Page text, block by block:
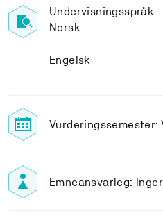
Undervisningsspråk:
Norsk
Engelsk
Vurderingssemester:
Emneansvarleg: